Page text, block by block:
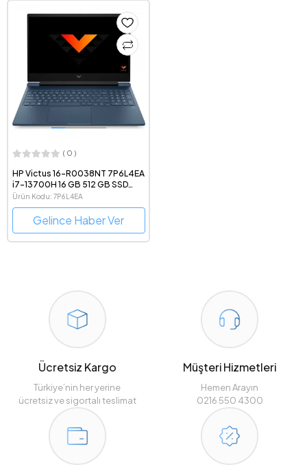
( 0 )
HP Victus 16-R0038NT 7P6L4EA
i7-13700H 16 GB 512 GB SSD
RTX4050 16.1" Dos FHD Mavi
Dizüstü Bilgisayar
Ürün Kodu: 7P6L4EA
Gelince Haber Ver
Ücretsiz Kargo
Türkiye’nin her yerine
ücretsiz ve sigortalı teslimat
Müşteri Hizmetleri
Hemen Arayın
0216 550 4300